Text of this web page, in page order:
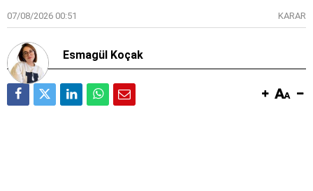
07/08/2026 00:51 KARAR
Esmagül Koçak